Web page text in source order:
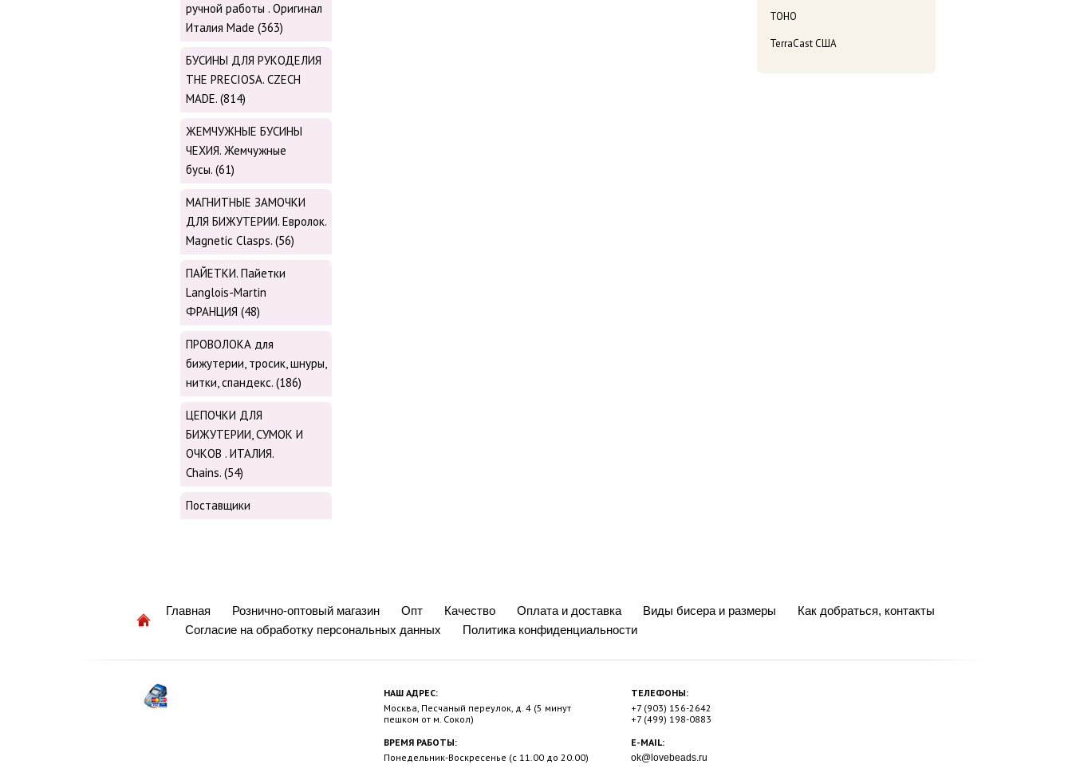
TOHO
TerraCast США
ручной работы . Оригинал
Италия Made (363)
БУСИНЫ ДЛЯ РУКОДЕЛИЯ
THE PRECIOSA. CZECH
MADE. (814)
ЖЕМЧУЖНЫЕ БУСИНЫ
ЧЕХИЯ. Жемчужные
бусы. (61)
МАГНИТНЫЕ ЗАМОЧКИ
ДЛЯ БИЖУТЕРИИ. Евролок.
Magnetic Сlasps. (56)
ПАЙЕТКИ. Пайетки
Langlois-Martin
ФРАНЦИЯ (48)
ПРОВОЛОКА для
бижутерии, тросик, шнуры,
нитки, cпандекс. (186)
ЦЕПОЧКИ ДЛЯ
БИЖУТЕРИИ, СУМОК И
ОЧКОВ . ИТАЛИЯ.
Chains. (54)
Поставщики
Главная Рознично-оптовый магазин Опт Качество Оплата и доставка Виды бисера и размеры
Как добраться, контакты
Согласие на обработку персональных данных
Политика конфиденциальности
ТЕЛЕФОНЫ:
+7 (903) 156-2642
+7 (499) 198-0883
E-MAIL:
ok@lovebeads.ru
НАШ АДРЕС:
Москва, Песчаный переулок, д. 4 (5 минут
пешком от м. Сокол)
ВРЕМЯ РАБОТЫ:
Понедельник-Воскресенье (с 11.00 до 20.00)